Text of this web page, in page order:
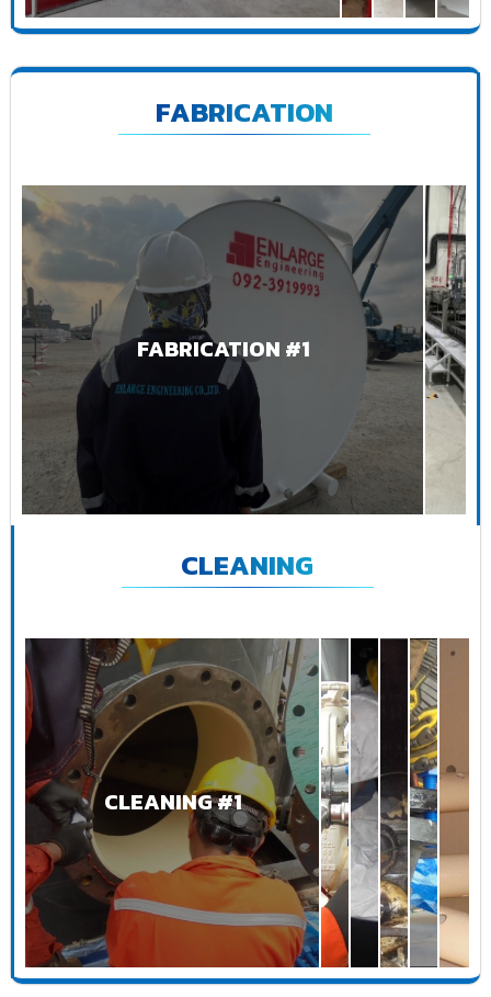
FABRICATION
FABRICATION #1
CLEANING
CLEANING #1